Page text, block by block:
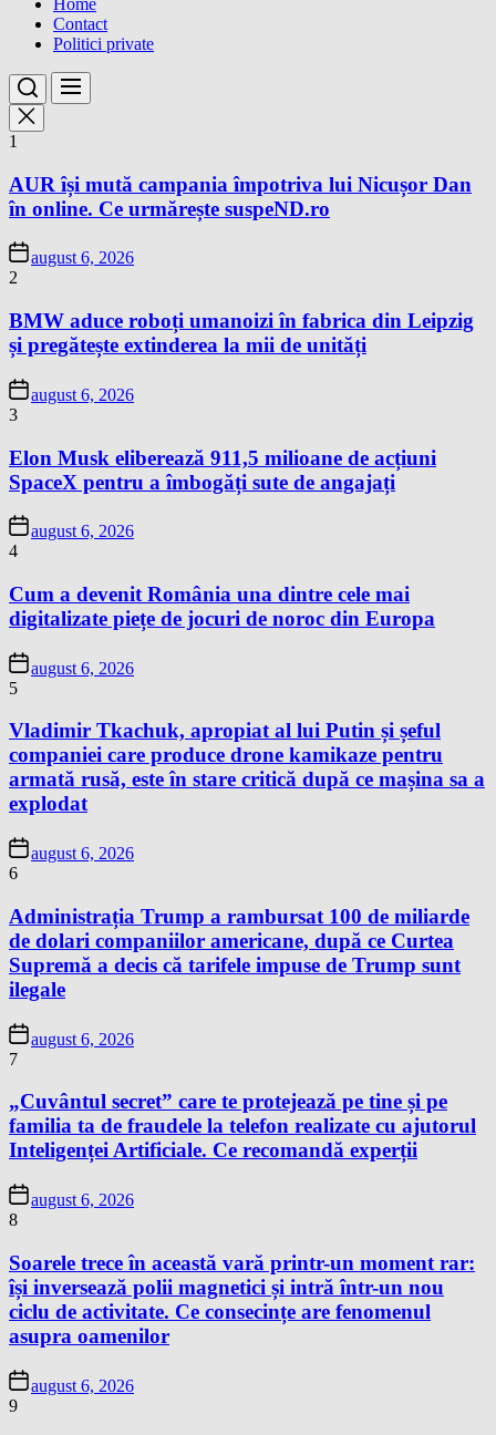
Home
Contact
Politici private
1
AUR își mută campania împotriva lui Nicușor Dan
în online. Ce urmărește suspeND.ro
august 6, 2026
2
BMW aduce roboți umanoizi în fabrica din Leipzig
și pregătește extinderea la mii de unități
august 6, 2026
3
Elon Musk eliberează 911,5 milioane de acțiuni
SpaceX pentru a îmbogăți sute de angajați
august 6, 2026
4
Cum a devenit România una dintre cele mai
digitalizate piețe de jocuri de noroc din Europa
august 6, 2026
5
Vladimir Tkachuk, apropiat al lui Putin și șeful
companiei care produce drone kamikaze pentru
armată rusă, este în stare critică după ce mașina sa a
explodat
august 6, 2026
6
Administrația Trump a rambursat 100 de miliarde
de dolari companiilor americane, după ce Curtea
Supremă a decis că tarifele impuse de Trump sunt
ilegale
august 6, 2026
7
„Cuvântul secret” care te protejează pe tine și pe
familia ta de fraudele la telefon realizate cu ajutorul
Inteligenței Artificiale. Ce recomandă experții
august 6, 2026
8
Soarele trece în această vară printr-un moment rar:
își inversează polii magnetici și intră într-un nou
ciclu de activitate. Ce consecințe are fenomenul
asupra oamenilor
august 6, 2026
9